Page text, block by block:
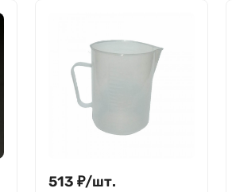
513 ₽/шт.